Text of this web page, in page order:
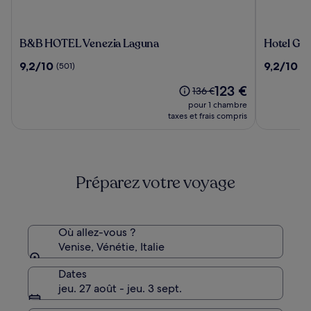
B&B
Venezia
B&B HOTEL Venezia Laguna
9.2
9,2/10 (501)
Le
prix
était
d’informations
sur
standard.
136 €Le
nouveau
prix
123 €
pour 1 chambre
taxes et frais compris
Hotel
Hotel
9.2
9,2/10
Préparez votre voyage
Où allez-vous ?
Venise, Vénétie, Italie
Dates
jeu. 27 août - jeu. 3 sept.